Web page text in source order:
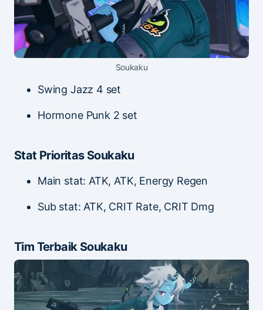
Soukaku
Swing Jazz 4 set
Hormone Punk 2 set
Stat Prioritas Soukaku
Main stat: ATK, ATK, Energy Regen
Sub stat: ATK, CRIT Rate, CRIT Dmg
Tim Terbaik Soukaku